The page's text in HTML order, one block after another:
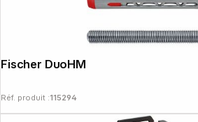
Réf. produit :115294